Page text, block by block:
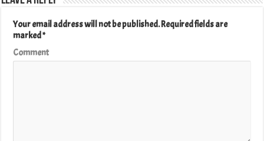
Your email address will not be published.Required fields are
marked*
Comment